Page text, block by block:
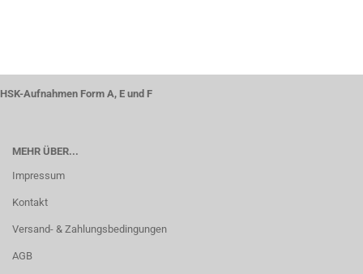
HSK-Aufnahmen Form A, E und F
MEHR ÜBER...
Impressum
Kontakt
Versand- & Zahlungsbedingungen
AGB